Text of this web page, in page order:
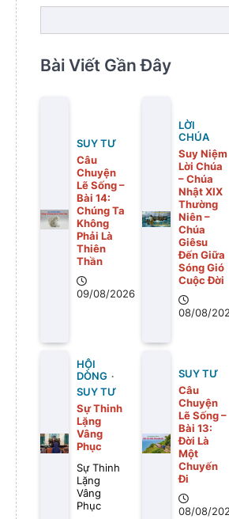
Bài Viết Gần Đây
SUY TƯ
Câu
Chuyện
Lẽ Sống –
Bài 14:
Chúng Ta
Không
Phải Là
Thiên
Thần
09/08/2026
LỜI
CHÚA
Suy Niệm
Lời Chúa
– Chúa
Nhật XIX
Thường
Niên –
Chúa
Giêsu
Đến Giữa
Sóng Gió
Cuộc Đời
08/08/
HỘI
DÒNG
SUY TƯ
Sự Thinh
Lặng
Vâng
Phục
Sự Thinh
Lặng
Vâng
Phục
SUY TƯ
Câu
Chuyện
Lẽ Sống –
Bài 13:
Ðời Là
Một
Chuyến
Ði
08/08/